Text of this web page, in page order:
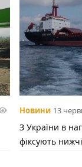
Новини 13
З України в
фіксують